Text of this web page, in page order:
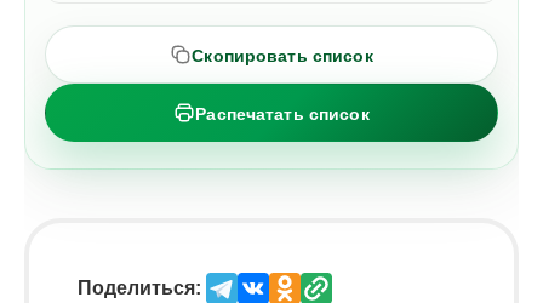
Скопировать список
Распечатать список
Поделиться: